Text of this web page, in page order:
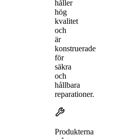
håller
hög
kvalitet
och
är
konstruerade
för
säkra
och
hållbara
reparationer.
Produkterna